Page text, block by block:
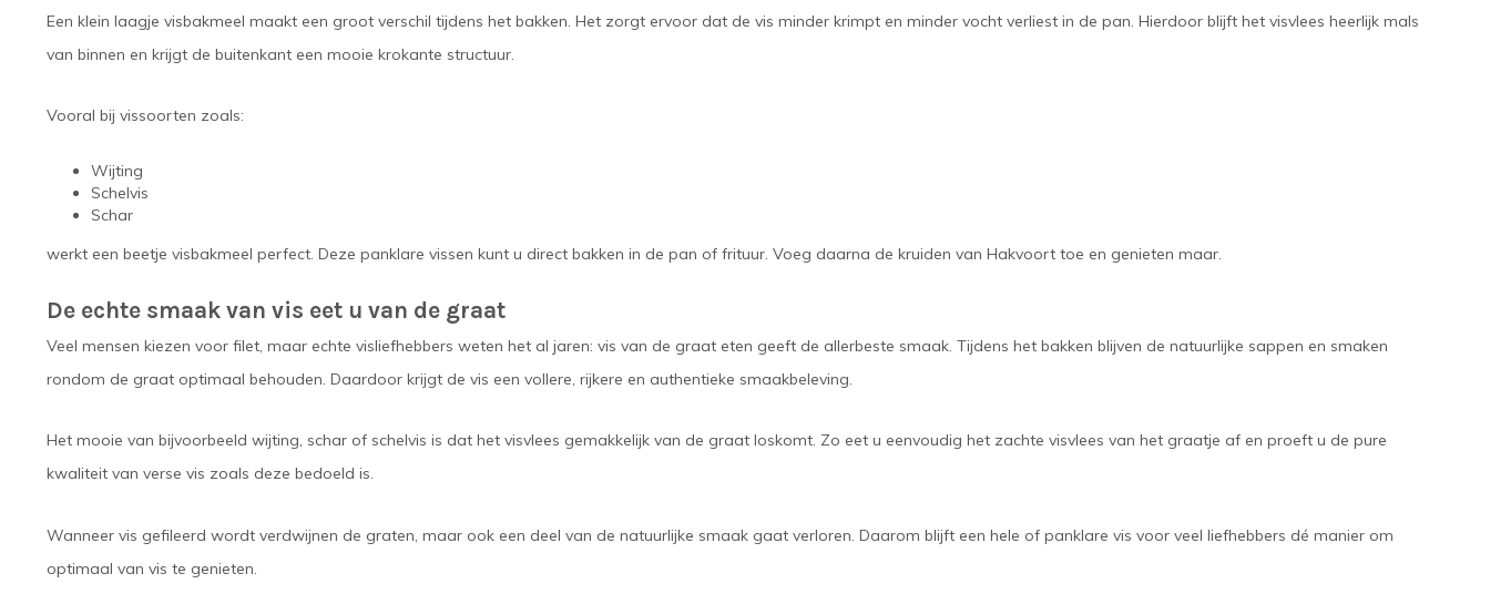
Een klein laagje visbakmeel maakt een groot verschil tijdens het bakken. Het zorgt ervoor dat de vis minder krimpt en minder vocht verliest in de pan. Hierdoor blijft het visvlees heerlijk mals
van binnen en krijgt de buitenkant een mooie krokante structuur.
Vooral bij vissoorten zoals:
Wijting
Schelvis
Schar
werkt een beetje visbakmeel perfect. Deze panklare vissen kunt u direct bakken in de pan of frituur. Voeg daarna de kruiden van Hakvoort toe en genieten maar.
De echte smaak van vis eet u van de graat
Veel mensen kiezen voor filet, maar echte visliefhebbers weten het al jaren: vis van de graat eten geeft de allerbeste smaak. Tijdens het bakken blijven de natuurlijke sappen en smaken
rondom de graat optimaal behouden. Daardoor krijgt de vis een vollere, rijkere en authentieke smaakbeleving.
Het mooie van bijvoorbeeld wijting, schar of schelvis is dat het visvlees gemakkelijk van de graat loskomt. Zo eet u eenvoudig het zachte visvlees van het graatje af en proeft u de pure
kwaliteit van verse vis zoals deze bedoeld is.
Wanneer vis gefileerd wordt verdwijnen de graten, maar ook een deel van de natuurlijke smaak gaat verloren. Daarom blijft een hele of panklare vis voor veel liefhebbers dé manier om
optimaal van vis te genieten.